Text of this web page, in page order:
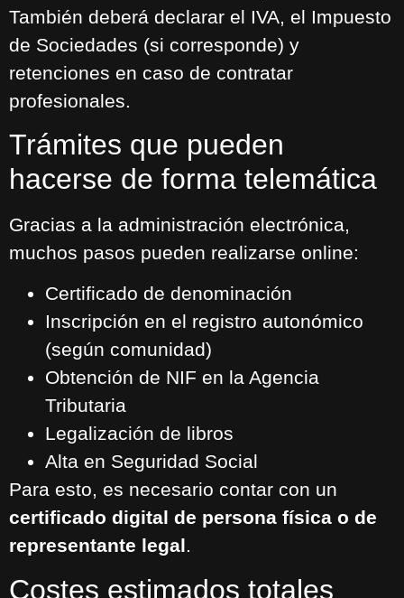
También deberá declarar el IVA, el Impuesto
de Sociedades (si corresponde) y
retenciones en caso de contratar
profesionales.
Trámites que pueden
hacerse de forma telemática
Gracias a la administración electrónica,
muchos pasos pueden realizarse online:
Certificado de denominación
Inscripción en el registro autonómico
(según comunidad)
Obtención de NIF en la Agencia
Tributaria
Legalización de libros
Alta en Seguridad Social
Para esto, es necesario contar con un
certificado digital de persona física o de
representante legal.
Costes estimados totales